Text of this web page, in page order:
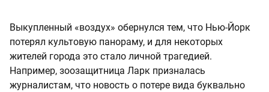
Выкупленный «воздух» обернулся тем, что Нью-Йорк
потерял культовую панораму, и для некоторых
жителей города это стало личной трагедией.
Например, зоозащитница Ларк призналась
журналистам, что новость о потере вида буквально